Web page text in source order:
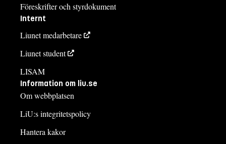
Föreskrifter och styrdokument
Internt
Liunet medarbetare
Liunet student
LISAM
Information om liu.se
Om webbplatsen
LiU:s integritetspolicy
Hantera kakor